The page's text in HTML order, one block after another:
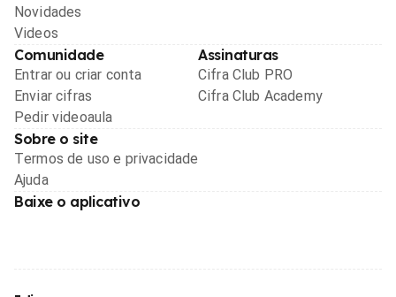
Novidades
Videos
Comunidade
Entrar ou criar conta
Enviar cifras
Pedir videoaula
Assinaturas
Cifra Club PRO
Cifra Club Academy
Sobre o site
Termos de uso e privacidade
Ajuda
Baixe o aplicativo